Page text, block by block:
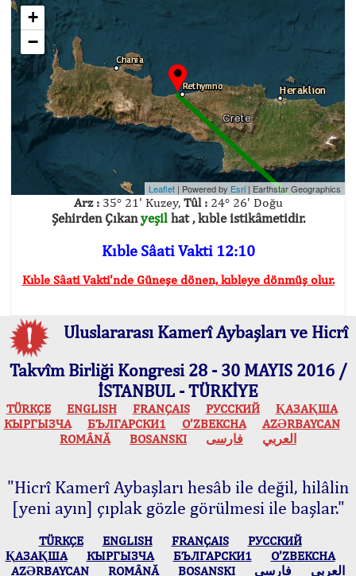
+
−
Leaflet | Powered by Esri | Earthstar Geographics
Arz :35° 21' Kuzey, Tûl :24° 26' Doğu
Şehirden Çıkanyeşilhat , kıble istikâmetidir.
Kıble Sâati Vakti 12:10
Kıble Sâati Vakti'nde Güneşe dönen, kıbleye dönmüş olur.
Uluslararası Kamerî Aybaşları ve Hicrî
Takvîm Birliği Kongresi 28 - 30 MAYIS 2016 /
İSTANBUL - TÜRKİYE
TÜRKÇE ENGLISH FRANÇAIS РУССКИЙ
ҚАЗАҚША
КЫPГЫЗЧA
БЪЛГАРСКИ1 O’ZBEKCHA
AZӘRBAYCAN
ROMÂNĂ
BOSANSKI العربي فارسی
"Hicrî Kamerî Aybaşları hesâb ile değil, hilâlin
[yeni ayın] çıplak gözle görülmesi ile başlar."
TÜRKÇE ENGLISH FRANÇAIS
РУССКИЙ
ҚАЗАҚША
КЫPГЫЗЧA БЪЛГАРСКИ1
O’ZBEKCHA
AZӘRBAYCAN
ROMÂNĂ BOSANSKI العربي فارسی